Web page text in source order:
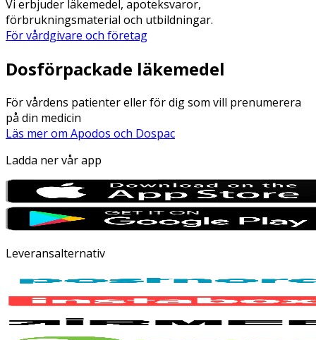
Vi erbjuder läkemedel, apoteksvaror,
förbrukningsmaterial och utbildningar.
För vårdgivare och företag
Dosförpackade läkemedel
För vårdens patienter eller för dig som vill prenumerera
på din medicin
Läs mer om Apodos och Dospac
Ladda ner vår app
Leveransalternativ